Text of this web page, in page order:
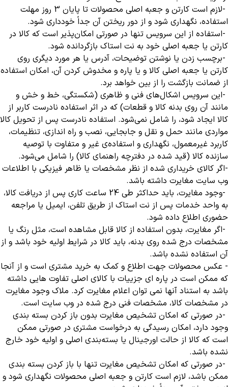
-
لازم است کارتن و جعبه اصلی محصولات تا پایان 3 روز مهلت
استفاده، نگهداری شود و از دور ریختن آن جداً خودداری شود.
-استفاده از این سرویس تنها در صورتی امکان‌پذیر است که کالا در
کارتن یا جعبه اصلی خود به نت استاک بازگردانده شود.
-برچسب زدن یا نوشتن توضیحات، آدرس یا هر مورد دیگری روی
کارتن یا جعبه اصلی کالا و یا پاره و مخدوش کردن آن، امکان استفاده
از ضمانت بازگشت را از بین خواهد برد.
-این سرویس اشکال‏‏‌های فنی و ظاهری (شکستگی، خط و خش و
مانند آن روی بدنه کالا و قطعات) که در اثر استفاده نادرست کاربر از
کالا ایجاد شود، را شامل نمی‏‏‌شود. استفاده نادرست پس از تحویل کالا
مواردی مانند حمل و نقل و جابجایی، نصب و راه اندازی، تنظیمات،
کاربرد غیرمعمول، نگهداری و استفاده‌ی غیر و متفاوت با توصیه
سازنده کالا (قید شده در دفترچه راهنمای کالا) را شامل می‌شود.
-اگر کالای خریداری شده از نظر مشخصات یا ظاهر فیزیکی با اطلاعات
وب سایت مغایرت داشته باشد.
-
وجود مغایرت، باید حداکثر طی 24 ساعت کاری پس از دریافت کالا،
به واحد خدمات پس از نت استاک از طریق تلفن، ایمیل یا مراجعه
حضوری اطلاع داده شود.
-اگر مغایرت، بدون استفاده از کالا قابل مشاهده است، مثل رنگ یا
مشخصات درج شده روی بدنه، باید کالا در شرایط اولیه خود باشد و از
آن استفاده نشده باشد.
- عکس محصولات جهت اطلاع و کمک به خرید مشتری است و از آنجا
که ممکن است در پاره ای جزییات با کالای اصلی تفاوت هایی داشته
باشد به استناد آنها نمی توان اعلام مغایرت کرد. ملاک وجود مغایرت
در مشخصات کالا، مشخصات فنی درج شده در وب سایت است.
-در صورتی که امکان تشخیص مغایرت بدون باز کردن بسته بندی
وجود دارد، امکان رسیدگی به درخواست مشتری در صورتی ممکن
است که کالا از حالت اورجینال یا بسته‌بندی اصلی و اولیه خود خارج
نشده باشد.
-در صورتی که امکان تشخیص مغایرت تنها با باز کردن بسته بندی
ممکن باشد، لازم است کارتن و جعبه اصلی محصولات نگهداری شود و